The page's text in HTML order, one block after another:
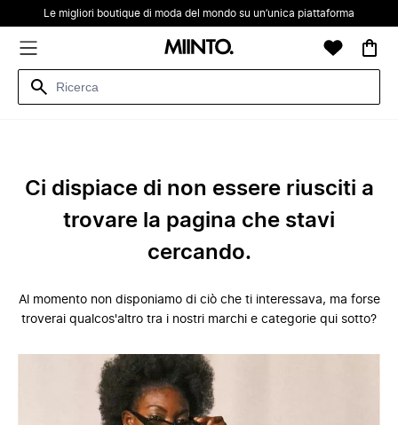
Le migliori boutique di moda del mondo su un’unica piattaforma
Ci dispiace di non essere riusciti a
trovare la pagina che stavi
cercando.
Al momento non disponiamo di ciò che ti interessava, ma forse
troverai qualcos'altro tra i nostri marchi e categorie qui sotto?